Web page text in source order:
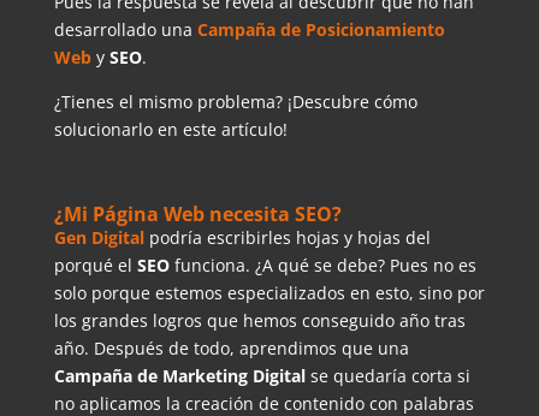
desarrollado una Campaña de Posicionamiento
Web y SEO.
¿Tienes el mismo problema? ¡Descubre cómo
solucionarlo en este artículo!
¿Mi Página Web necesita SEO?
Gen Digital podría escribirles hojas y hojas del
porqué el SEO funciona. ¿A qué se debe? Pues no es
solo porque estemos especializados en esto, sino por
los grandes logros que hemos conseguido año tras
año. Después de todo, aprendimos que una
Campaña de Marketing Digitalse quedaría corta si
no aplicamos la creación de contenido con palabras